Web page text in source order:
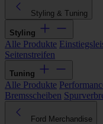
Styling & Tuning
Styling
Alle Produkte
Seitenstreifen
Tuning
Alle Produkte
Bremsscheiben
Ford Merchandise